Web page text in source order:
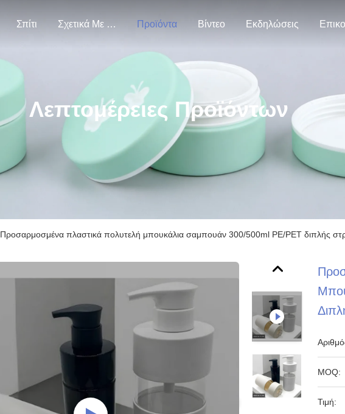
Σπίτι Σχετικά Με Εμάς Προϊόντα Βίντεο Εκδηλώσεις
Λεπτομέρειες Προϊόντων
Προσαρμοσμένα πλαστικά πολυτελή μπουκάλια σαμπουάν 300/500ml PE/PET διπλής
MOQ:
Τιμή: